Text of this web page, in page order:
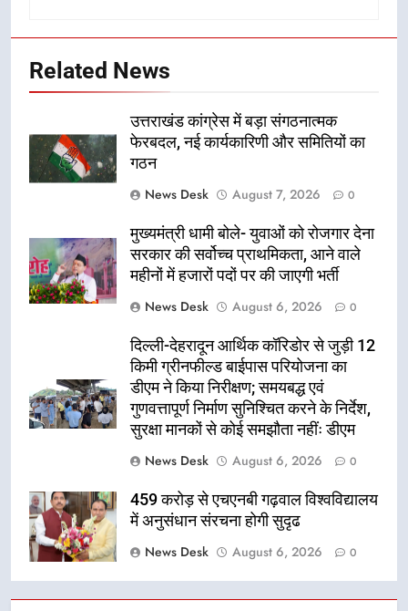
Related News
उत्तराखंड कांग्रेस में बड़ा संगठनात्मक
फेरबदल, नई कार्यकारिणी और समितियों का
गठन
News Desk
August 7, 2026 0
मुख्यमंत्री धामी बोले- युवाओं को रोजगार देना
सरकार की सर्वोच्च प्राथमिकता, आने वाले
महीनों में हजारों पदों पर की जाएगी भर्ती
News Desk
August 6, 2026 0
दिल्ली-देहरादून आर्थिक कॉरिडोर से जुड़ी 12
किमी ग्रीनफील्ड बाईपास परियोजना का
डीएम ने किया निरीक्षण; समयबद्ध एवं
गुणवत्तापूर्ण निर्माण सुनिश्चित करने के निर्देश,
सुरक्षा मानकों से कोई समझौता नहींः डीएम
News Desk
August 6, 2026 0
459 करोड़ से एचएनबी गढ़वाल विश्वविद्यालय
में अनुसंधान संरचना होगी सुदृढ
News Desk
August 6, 2026 0